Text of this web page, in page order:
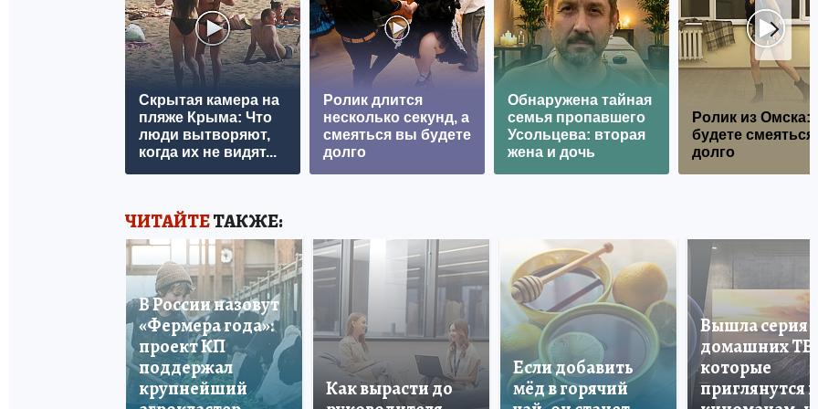
Скрытая камера на
пляже Крыма: Что
люди вытворяют,
когда их не видят...
Ролик длится
несколько секунд, а
смеяться вы будете
долго
Обнаружена тайная
семья пропавшего
Усольцева: вторая
жена и дочь
Ролик из Омска:
будете смеяться
долго
ЧИТАЙТЕТАКЖЕ:
В России назовут
«Фермера года»:
проект КП
поддержал
крупнейший
Как вырасти до
Если добавить
мёд в горячий
Вышла серия
домашних ТВ,
которые
приглянутся и